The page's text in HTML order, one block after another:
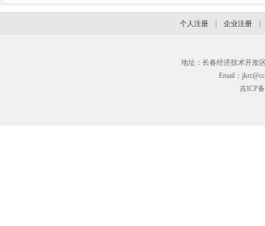
个人注册 企业注册
地址：长春经济技术开发
Email：
吉ICP